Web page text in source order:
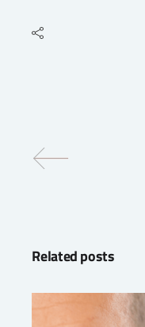
Related posts